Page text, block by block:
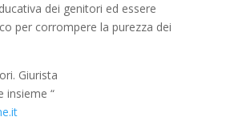
dei genitori ed essere
per corrompere la purezza dei
Giurista
insieme “